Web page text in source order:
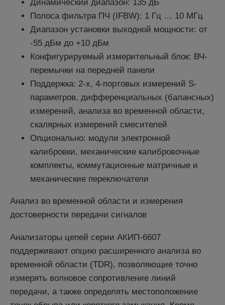
Динамический диапазон: 135 дБ
Полоса фильтра ПЧ (IFBW): 1 Гц … 10 МГц
Диапазон установки выходной мощности: от
-55 дБм до +10 дБм
Конфигурируемый измерительный блок: ВЧ-
перемычки на передней панели
Поддержка: 2-х, 4-портовых измерений S-
параметров, дифференциальных (балансных)
измерений, анализа во временной области,
скалярных измерений смесителей
Опционально: модули электронной
калибровки, механические калибровочные
комплекты, коммутационные матричные и
механические переключатели
Анализ во временной области и измерения
достоверности передачи сигналов
Анализаторы цепей серии АКИП-6607
поддерживают опцию расширенного анализа во
временной области (TDR), позволяющие точно
измерять волновое сопротивление линий
передачи, а также определять местоположение